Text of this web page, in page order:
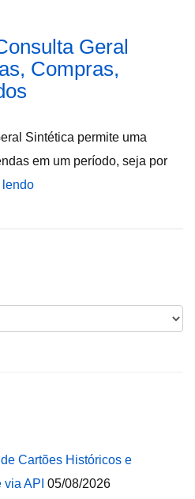
Geral
Compras,
Sintética permite uma
em um período, seja por
lendo
Cartões Históricos e
API 05/08/2026